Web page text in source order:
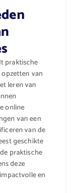
praktische
van
leren van
online
van een
van de
geschikte
praktische
deze
en